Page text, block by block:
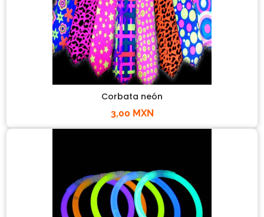
Corbata neón
3,00 MXN